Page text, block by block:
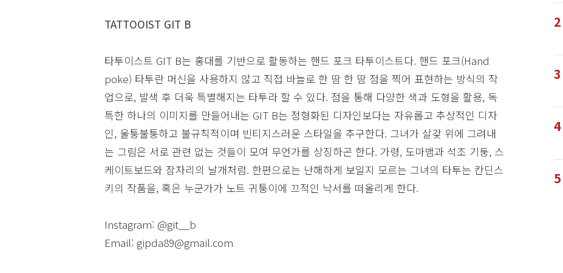
TATTOOIST GIT B
타투이스트 GIT B는 홍대를 기반으로 활동하는 핸드 포크 타투이스트다. 핸드 포크(Hand
poke) 타투란 머신을 사용하지 않고 직접 바늘로 한 땀 한 땀 점을 찍어 표현하는 방식의 작
업으로, 발색 후 더욱 특별해지는 타투라 할 수 있다. 점을 통해 다양한 색과 도형을 활용, 독
특한 하나의 이미지를 만들어내는 GIT B는 정형화된 디자인보다는 자유롭고 추상적인 디자
인, 울퉁불퉁하고 불규칙적이며 빈티지스러운 스타일을 추구한다. 그녀가 살갗 위에 그려내
는 그림은 서로 관련 없는 것들이 모여 무언가를 상징하곤 한다. 가령, 도마뱀과 석조 기둥, 스
케이트보드와 잠자리의 날개처럼. 한편으로는 난해하게 보일지 모르는 그녀의 타투는 칸딘스
키의 작품을, 혹은 누군가가 노트 귀퉁이에 끄적인 낙서를 떠올리게 한다.
Instagram: @git__b
Email: gipda89@gmail.com
2
3
4
5